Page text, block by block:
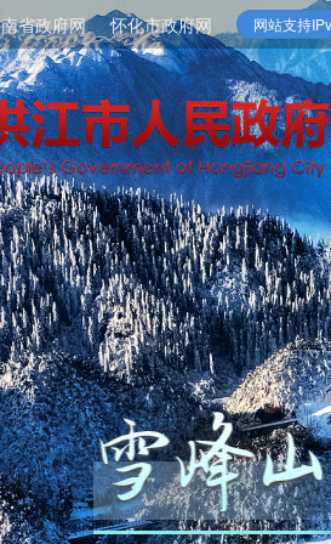
省政府网 怀化市政府网 网站支持